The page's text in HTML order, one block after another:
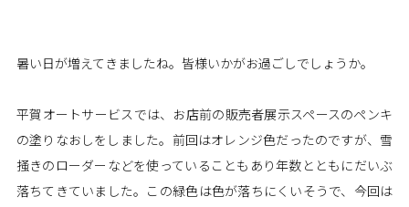
暑い日が増えてきましたね。皆様いかがお過ごしでしょうか。
平賀オートサービスでは、お店前の販売者展示スペースのペンキ
の塗りなおしをしました。前回はオレンジ色だったのですが、雪
掻きのローダーなどを使っていることもあり年数とともにだいぶ
落ちてきていました。この緑色は色が落ちにくいそうで、今回は